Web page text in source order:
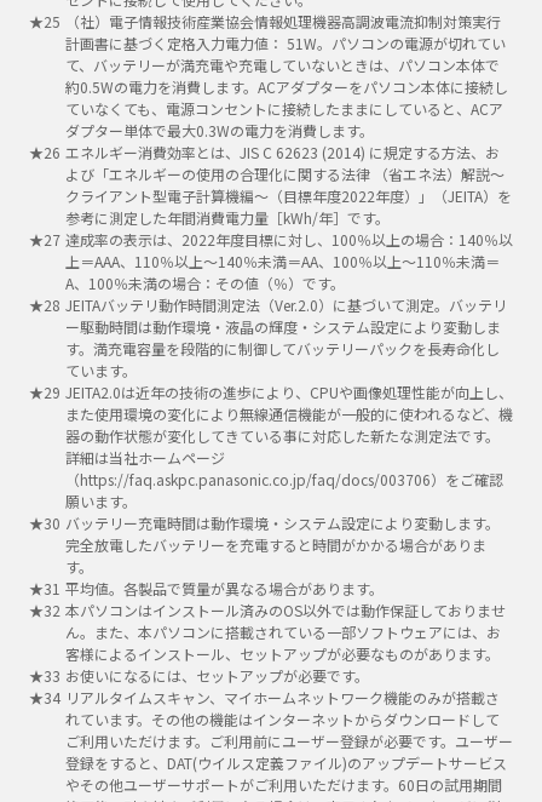
（社）電子情報技術産業協会情報処理機器高調波電流抑制対策実行
計画書に基づく定格入力電力値： 51W。パソコンの電源が切れてい
て、バッテリーが満充電や充電していないときは、パソコン本体で
約0.5Wの電力を消費します。ACアダプターをパソコン本体に接続し
ていなくても、電源コンセントに接続したままにしていると、ACア
ダプター単体で最大0.3Wの電力を消費します。
エネルギー消費効率とは、JIS C 62623 (2014) に規定する方法、お
よび「エネルギーの使用の合理化に関する法律 （省エネ法）解説～
クライアント型電子計算機編～（目標年度2022年度）」（JEITA）を
参考に測定した年間消費電力量［kWh/年］です。
達成率の表示は、2022年度目標に対し、100％以上の場合：140％以
上＝AAA、110％以上～140％未満＝AA、100％以上～110％未満＝
A、100％未満の場合：その値（％）です。
JEITAバッテリ動作時間測定法（Ver.2.0）に基づいて測定。バッテリ
ー駆動時間は動作環境・液晶の輝度・システム設定により変動しま
す。満充電容量を段階的に制御してバッテリーパックを長寿命化し
ています。
JEITA2.0は近年の技術の進歩により、CPUや画像処理性能が向上し、
また使用環境の変化により無線通信機能が一般的に使われるなど、機
器の動作状態が変化してきている事に対応した新たな測定法です。
詳細は当社ホームページ
（https://faq.askpc.panasonic.co.jp/faq/docs/003706）をご確認
願います。
バッテリー充電時間は動作環境・システム設定により変動します。
完全放電したバッテリーを充電すると時間がかかる場合がありま
す。
平均値。各製品で質量が異なる場合があります。
本パソコンはインストール済みのOS以外では動作保証しておりませ
ん。また、本パソコンに搭載されている一部ソフトウェアには、お
客様によるインストール、セットアップが必要なものがあります。
お使いになるには、セットアップが必要です。
リアルタイムスキャン、マイホームネットワーク機能のみが搭載さ
れています。その他の機能はインターネットからダウンロードして
ご利用いただけます。ご利用前にユーザー登録が必要です。ユーザー
登録をすると、DAT(ウイルス定義ファイル)のアップデートサービス
やその他ユーザーサポートがご利用いただけます。60日の試用期間